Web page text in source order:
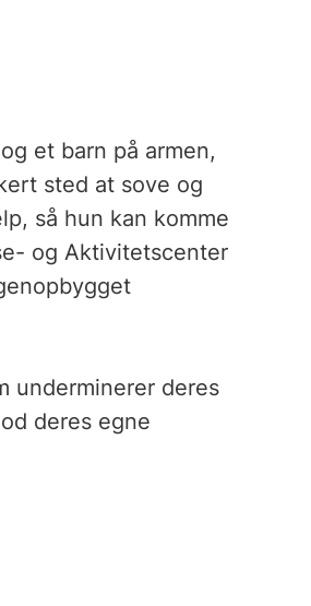
et barn på armen,
sted at sove og
så hun kan komme
og Aktivitetscenter
underminerer deres
deres egne